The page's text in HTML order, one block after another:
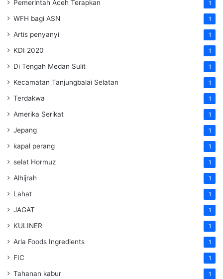
Pemerintah Aceh Terapkan 1
WFH bagi ASN 1
Artis penyanyi 1
KDI 2020 1
Di Tengah Medan Sulit 1
Kecamatan Tanjungbalai Selatan 1
Terdakwa 1
Amerika Serikat 1
Jepang 1
kapal perang 1
selat Hormuz 1
Alhijrah 1
Lahat 1
JAGAT 1
KULINER 1
Arla Foods Ingredients 1
FIC 1
Tahanan kabur 1